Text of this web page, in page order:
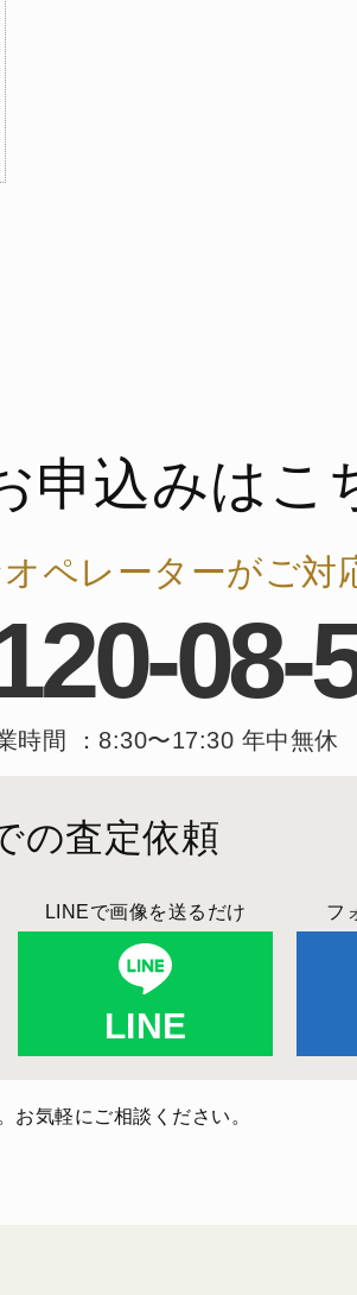
申込みはこ
ペレーターがご対
08-
時間 ：8:30〜17:30 年中無休
の査定依頼
LINEで画像を送るだけ
LINE
フ
お気軽にご相談ください。